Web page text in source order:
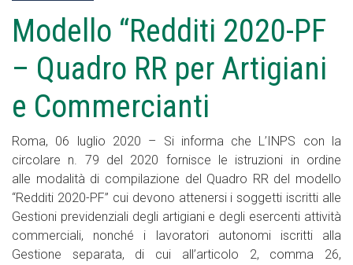
Modello “Redditi 2020-PF
– Quadro RR per Artigiani
e Commercianti
Roma, 06 luglio 2020 – Si informa che L’INPS con la
circolare n. 79 del 2020 fornisce le istruzioni in ordine
alle modalità di compilazione del Quadro RR del modello
“Redditi 2020-PF” cui devono attenersi i soggetti iscritti alle
Gestioni previdenziali degli artigiani e degli esercenti attività
commerciali, nonché i lavoratori autonomi iscritti alla
Gestione separata, di cui all’articolo 2, comma 26,